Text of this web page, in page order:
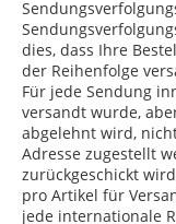
dies, dass Ihre
der Reihenfolge
Für jede Sendung
versandt wurde,
abgelehnt wird,
Adresse zugestellt
zurückgeschickt
pro Artikel für
jede internationale